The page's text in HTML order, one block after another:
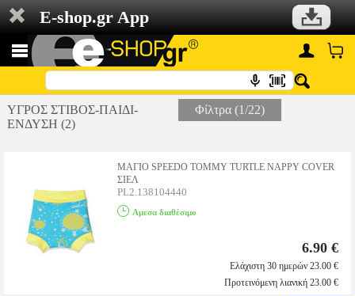
E-shop.gr App
ΥΓΡΟΣ ΣΤΙΒΟΣ-ΠΑΙΔΙ-
ΕΝΔΥΣΗ (2)
Φίλτρα (1/22)
ΜΑΓΙΟ SPEEDO TOMMY TURTLE NAPPY COVER
ΣΙΕΛ
PL2.138104440
Αμεσα διαθέσιμο
6.90 €
Ελάχιστη 30 ημερών 23.00 €
Προτεινόμενη λιανική 23.00 €